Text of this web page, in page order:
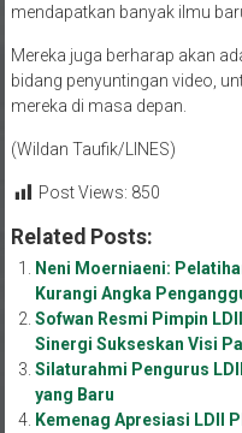
mendapatkan banyak ilmu
Mereka juga berharap akan
bidang penyuntingan video,
mereka di masa depan.
(Wildan Taufik/LINES)
Post Views: 850
Related Posts:
Neni Moerniaeni:
Kurangi Angka
Sofwan Resmi Pimpin
Sinergi Sukseskan Visi
Silaturahmi Pengurus
yang Baru
Kemenag Apresiasi LDII